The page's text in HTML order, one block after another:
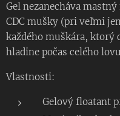
Gel nezanecháva
CDC mušky (pri veľmi
každého muškára, ktorý
hladine počas celého
Vlastnosti:
Gelový floatant